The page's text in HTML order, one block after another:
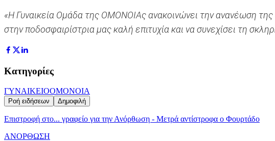
«Η Γυναικεία Ομάδα της ΟΜΟΝΟΙΑς ανακοινώνει την ανανέωση
στην ποδοσφαιρίστρια μας καλή επιτυχία και να συνεχίσει τη
Κατηγορίες
ΓΥΝΑΙΚΕΙΟΟΜΟΝΟΙΑ
Ροή ειδήσεων Δημοφιλή
Επιστροφή στο... γραφείο για την Ανόρθωση - Μετρά αντίστροφα ο Φουρτάδο
ΑΝΟΡΘΩΣΗ